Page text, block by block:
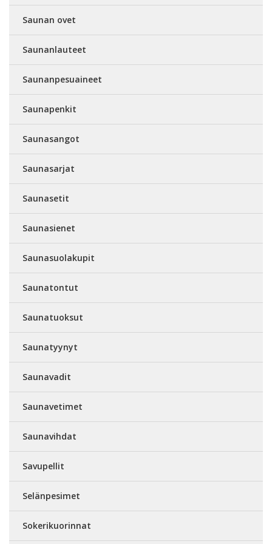
Saunan ovet
Saunanlauteet
Saunanpesuaineet
Saunapenkit
Saunasangot
Saunasarjat
Saunasetit
Saunasienet
Saunasuolakupit
Saunatontut
Saunatuoksut
Saunatyynyt
Saunavadit
Saunavetimet
Saunavihdat
Savupellit
Selänpesimet
Sokerikuorinnat